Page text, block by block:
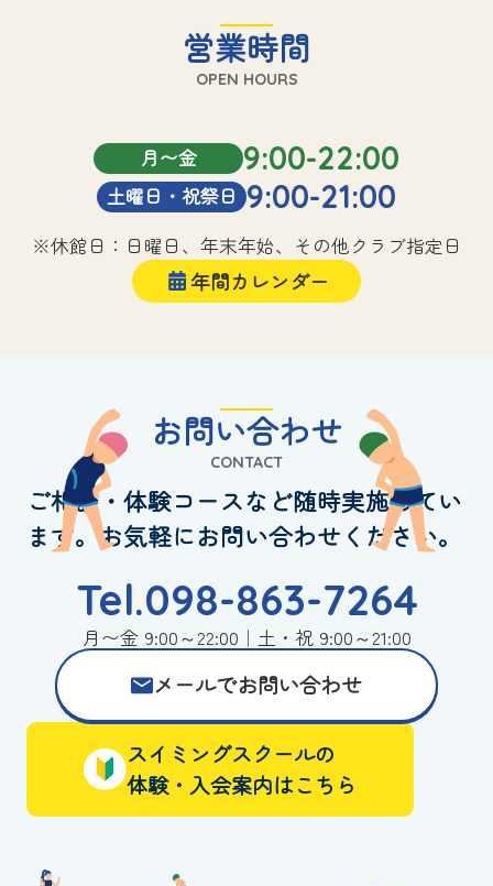
営業時間
OPEN HOURS
月〜金 9:00-22:00
土曜日・祝祭日 9:00-21:00
※休館日：日曜日、年末年始、その他クラブ指定日
年間カレンダー
お問い合わせ
CONTACT
ご相談・体験コースなど随時実施してい
ます。お気軽にお問い合わせください。
Tel.098-863-7264
月〜金 9:00～22:00｜土・祝 9:00～21:00
メールでお問い合わせ
スイミングスクールの
体験・入会案内はこちら